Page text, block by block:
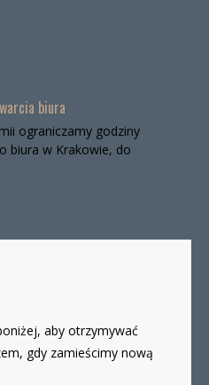
biura
ograniczamy godziny
biura w Krakowie, do
aby otrzymywać
gdy zamieścimy nową